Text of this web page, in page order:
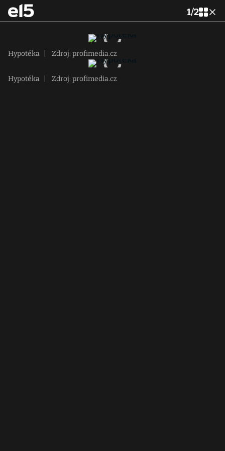
1/2
Hypotéka Zdroj: profimedia.cz
Hypotéka Zdroj: profimedia.cz